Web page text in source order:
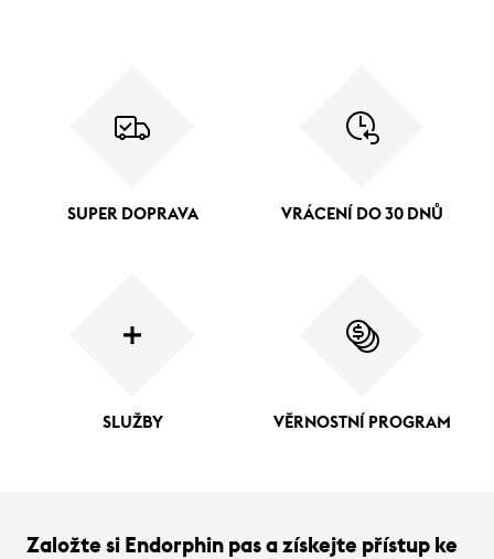
SUPER DOPRAVA VRÁCENÍ DO 30 DNŮ
SLUŽBY VĚRNOSTNÍ PROGRAM
Založte si Endorphin pas a získejte přístup ke